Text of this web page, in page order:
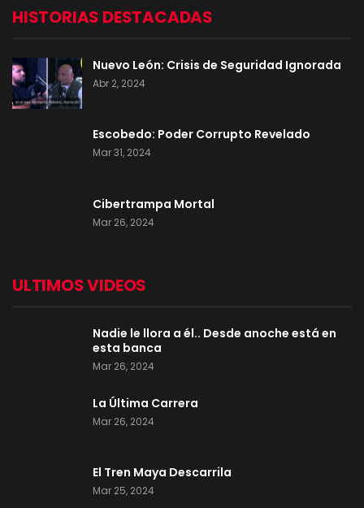
HISTORIAS DESTACADAS
Nuevo León: Crisis de Seguridad Ignorada
Abr 2, 2024
Escobedo: Poder Corrupto Revelado
Mar 31, 2024
Cibertrampa Mortal
Mar 26, 2024
ULTIMOS VIDEOS
Nadie le llora a él.. Desde anoche está en
esta banca
Mar 26, 2024
La Última Carrera
Mar 26, 2024
El Tren Maya Descarrila
Mar 25, 2024